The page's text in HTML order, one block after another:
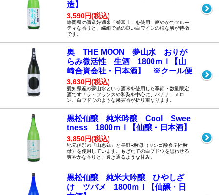
造】
3,590円(税込)
静岡県の酒造好適米「誉富士」を使用。爽やかでフルー
ティな香りと、繊細で品の良い白ワインの様な酸が特徴
です。
奥 THE MOON 夢山水 おりが
らみ微活性 生酒 1800ｍｌ【山
﨑合資会社・日本酒】 ※クール便
3,630円(税込)
愛知県産の夢山水という酒米を使用した季節・数量限定
酒です！ラ・フランスや和梨を中心に、バナナ、メロ
ン、白ブドウのような果実香が折り重なります。
黒松仙醸 純米吟醸 Cool Swee
tness 1800ｍｌ【仙醸・日本酒】
3,850円(税込)
地元伊那の「山恵錦」と長野R酵母（リンゴ酸多産性酵
母）を使用しています。もぎたての白ブドウを思わせる
爽やかな香りと、透き通るような甘み。
黒松仙醸 純米大吟醸 ひやしざ
け ツバメ 1800ｍｌ【仙醸・日